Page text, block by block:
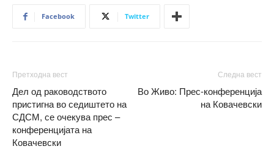
Facebook Twitter
Претходна вест
Дел од раководството
пристигна во седиштето на
СДСМ, се очекува прес –
конференцијата на
Ковачевски
Следна вест
Во Живо: Прес-конференција
на Ковачевски